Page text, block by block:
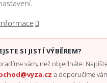
SI JISTÍ VÝBĚREM?
vám, než objednáte.
a doporučíme